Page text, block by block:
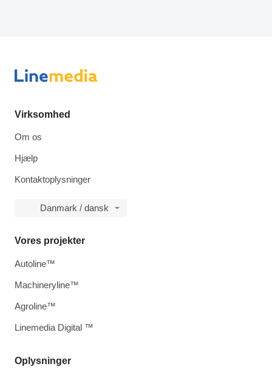
Virksomhed
Om os
Hjælp
Kontaktoplysninger
Danmark / dansk
Oplysninger
Vores projekter
Autoline™
Machineryline™
Agroline™
Linemedia Digital ™